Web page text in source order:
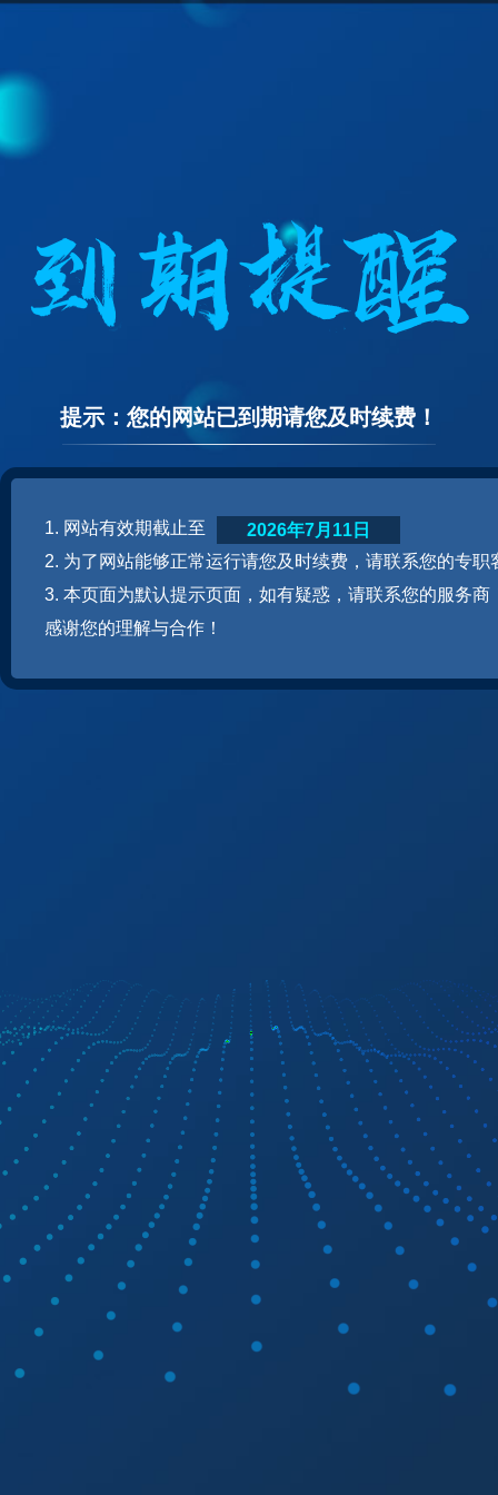
提示：您的网站已到期请您及时续费！
1. 网站有效期截止至
2. 为了网站能够正常运行请您及时续费，请联系您的专职
3. 本页面为默认提示页面，如有疑惑，请联系您的服务商
感谢您的理解与合作！
2026年7月11日